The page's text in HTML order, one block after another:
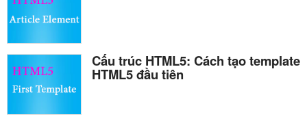
Cấu trúc HTML5: Cách tạo template
HTML5 đầu tiên